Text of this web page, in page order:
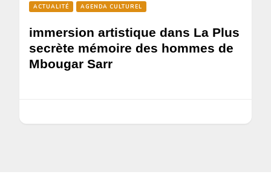
ACTUALITÉ AGENDA CULTUREL
immersion artistique dans La Plus
secrète mémoire des hommes de
Mbougar Sarr